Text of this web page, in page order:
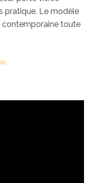
pratique. Le modèle
contemporaine toute